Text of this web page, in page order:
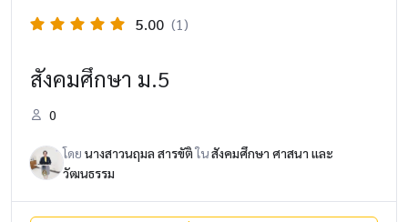
5.00 (1)
สังคมศึกษา ม.5
0
โดย นางสาวนฤมล สารขัติในสังคมศึกษา ศาสนา และ
วัฒนธรรม